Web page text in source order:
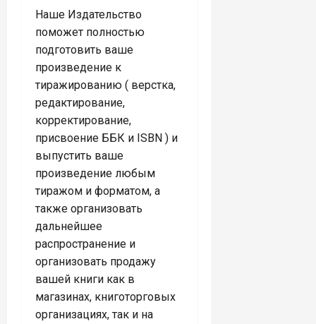
Наше Издательство
поможет полностью
подготовить ваше
произведение к
тиражированию ( верстка,
редактирование,
корректирование,
присвоение ББК и ISBN ) и
выпустить ваше
произведение любым
тиражом и форматом, а
также организовать
дальнейшее
распространение и
организовать продажу
вашей книги как в
магазинах, книготорговых
организациях, так и на